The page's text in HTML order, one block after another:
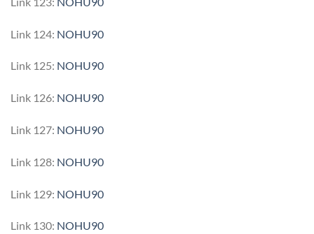
Link 124: NOHU90
Link 125: NOHU90
Link 126: NOHU90
Link 127: NOHU90
Link 128: NOHU90
Link 129: NOHU90
Link 130: NOHU90